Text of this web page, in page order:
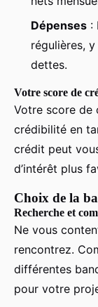
Dépenses :
régulières,
dettes.
Votre score de
Votre score de
crédibilité en
crédit peut
d’intérêt plus
Choix de la
Recherche et
Ne vous
rencontrez.
différentes
pour votre